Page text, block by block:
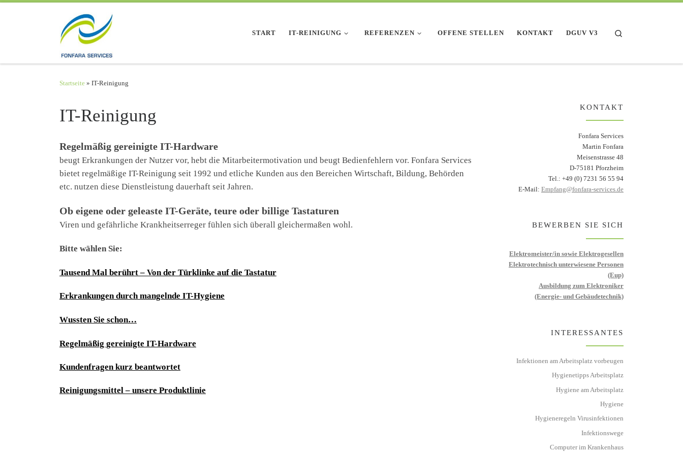
START IT-REINIGUNG REFERENZEN OFFENE STELLEN KONTAKT DGUV V3
Startseite » IT-Reinigung
IT-Reinigung
Regelmäßig gereinigte IT-Hardware
beugt Erkrankungen der Nutzer vor, hebt die Mitarbeitermotivation und beugt Bedienfehlern vor. Fonfara Services
bietet regelmäßige IT-Reinigung seit 1992 und etliche Kunden aus den Bereichen Wirtschaft, Bildung, Behörden
etc. nutzen diese Dienstleistung dauerhaft seit Jahren.
Ob eigene oder geleaste IT-Geräte, teure oder billige Tastaturen
Viren und gefährliche Krankheitserreger fühlen sich überall gleichermaßen wohl.
Bitte wählen Sie:
Tausend Mal berührt – Von der Türklinke auf die Tastatur
Erkrankungen durch mangelnde IT-Hygiene
Wussten Sie schon…
Regelmäßig gereinigte IT-Hardware
Kundenfragen kurz beantwortet
Reinigungsmittel – unsere Produktlinie
KONTAKT
Fonfara Services
Martin Fonfara
Meisenstrasse 48
D-75181 Pforzheim
Tel.: +49 (0) 7231 56 55 94
E-Mail: Empfang@fonfara-services.de
BEWERBEN SIE SICH
Elektromeister/in sowie Elektrogesellen
Elektrotechnisch unterwiesene Personen
(Eup)
Ausbildung zum Elektroniker
(Energie- und Gebäudetechnik)
INTERESSANTES
Infektionen am Arbeitsplatz vorbeugen
Hygienetipps Arbeitsplatz
Hygiene am Arbeitsplatz
Hygiene
Hygieneregeln Virusinfektionen
Infektionswege
Computer im Krankenhaus